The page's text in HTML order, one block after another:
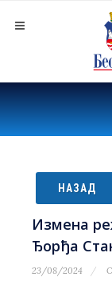
НАЗАД
Измена
Ђорђа
23/08/2024